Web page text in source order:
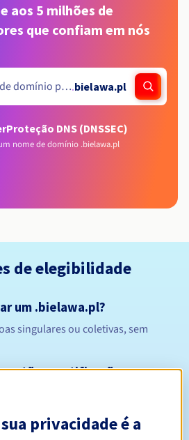
aos 5 milhões de
que confiam em nós
.bielawa.pl
Proteção DNS (DNSSEC)
nome de domínio .bielawa.pl
de elegibilidade
um .bielawa.pl?
singulares ou coletivas, sem
e notificações
privacidade é a